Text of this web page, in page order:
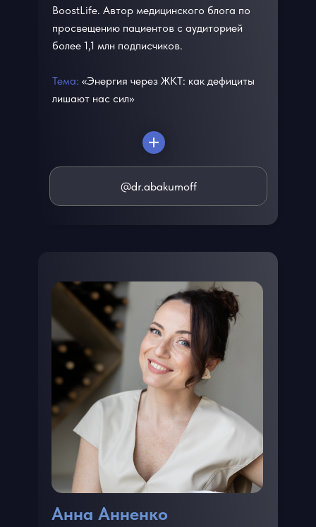
Анна Анненко
@dr.abakumoff
BoostLife. Автор медицинского блога по
просвещению пациентов с аудиторией
более 1,1 млн подписчиков.
Тема: «Энергия через ЖКТ: как дефициты
лишают нас сил»